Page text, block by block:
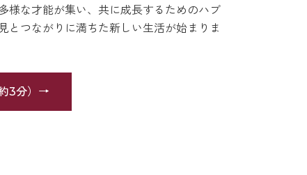
様な才能が集い、共に成長するためのハブ
とつながりに満ちた新しい生活が始まりま
3分） →